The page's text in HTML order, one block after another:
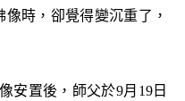
時，卻覺得變沉重了，
置後，師父於9月19日